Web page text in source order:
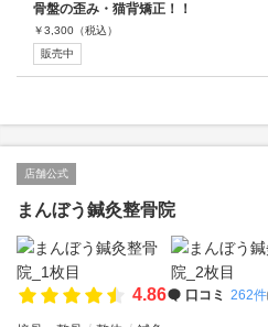
骨盤の歪み・猫背矯正！！
￥3,300 （税込）
販売中
店舗公式
まんぼう鍼灸整骨院
4.86 口コミ 262件